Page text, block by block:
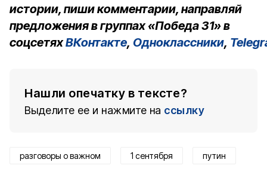
истории, пиши комментарии, направляй
предложения в группах «Победа 31» в
соцсетяхВКонтакте, Одноклассники,
Нашли опечатку в тексте?
Выделите ее и нажмите на ссылку
разговоры о важном 1 сентября путин